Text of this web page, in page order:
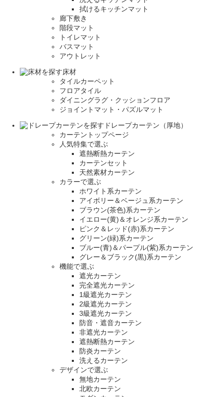
拭けるキッチンマット
廊下敷き
階段マット
トイレマット
バスマット
アウトレット
床材
タイルカーペット
フロアタイル
ダイニングラグ・クッションフロア
ジョイントマット・パズルマット
ドレープカーテン（厚地）
カーテントップページ
人気特集で選ぶ
遮熱断熱カーテン
カーテンセット
天然素材カーテン
カラーで選ぶ
ホワイト系カーテン
アイボリー＆ベージュ系カーテン
ブラウン(茶色)系カーテン
イエロー(黄)＆オレンジ系カーテン
ピンク＆レッド(赤)系カーテン
グリーン(緑)系カーテン
ブルー(青)＆パープル(紫)系カーテン
グレー＆ブラック(黒)系カーテン
機能で選ぶ
遮光カーテン
完全遮光カーテン
1級遮光カーテン
2級遮光カーテン
3級遮光カーテン
防音・遮音カーテン
非遮光カーテン
遮熱断熱カーテン
防炎カーテン
洗えるカーテン
デザインで選ぶ
無地カーテン
北欧カーテン